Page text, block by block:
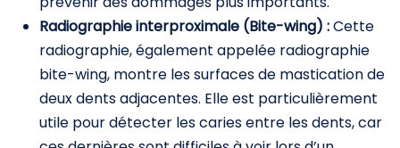
Radiographie interproximale (Bite-wing) :Cette
radiographie, également appelée radiographie
bite-wing, montre les surfaces de mastication de
deux dents adjacentes. Elle est particulièrement
utile pour détecter les caries entre les dents, car